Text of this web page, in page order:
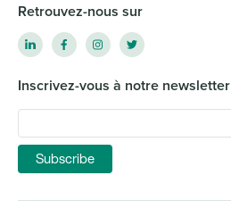
Retrouvez-nous sur
Inscrivez-vous à notre newsletter